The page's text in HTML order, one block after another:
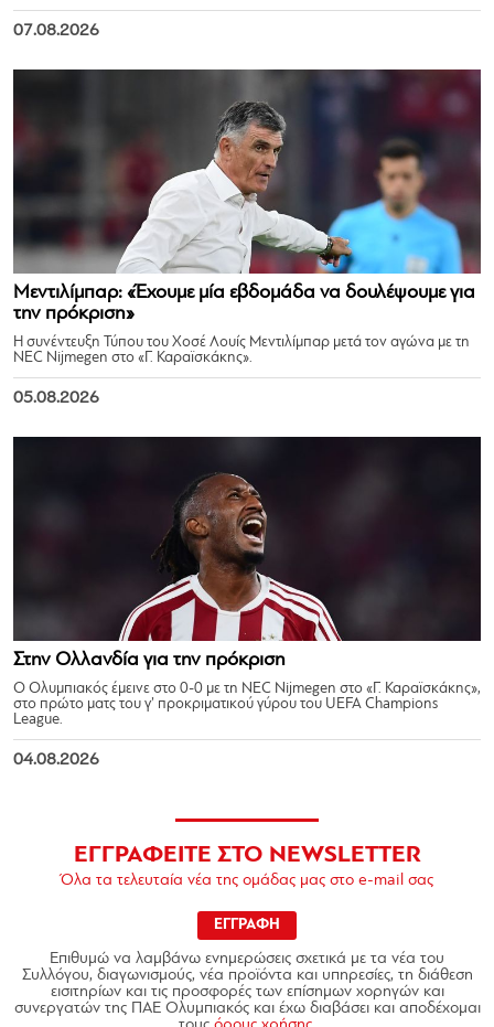
07.08.2026
Μεντιλίμπαρ: «Έχουμε μία εβδομάδα να δουλέψουμε για
την πρόκριση»
Η συνέντευξη Τύπου του Χοσέ Λουίς Μεντιλίμπαρ μετά τον αγώνα με τη
NEC Nijmegen στο «Γ. Καραϊσκάκης».
05.08.2026
Στην Ολλανδία για την πρόκριση
Ο Ολυμπιακός έμεινε στο 0-0 με τη NEC Nijmegen στο «Γ. Καραϊσκάκης»,
στο πρώτο ματς του γ’ προκριματικού γύρου του UEFA Champions
League.
04.08.2026
ΕΓΓΡΑΦΕΙΤΕ ΣΤΟ NEWSLETTER
Όλα τα τελευταία νέα της ομάδας μας στο e-mail σας
ΕΓΓΡΑΦΗ
Επιθυμώ να λαμβάνω ενημερώσεις σχετικά με τα νέα του
Συλλόγου, διαγωνισμούς, νέα προϊόντα και υπηρεσίες, τη διάθεση
εισιτηρίων και τις προσφορές των επίσημων χορηγών και
συνεργατών της ΠΑΕ Ολυμπιακός και έχω διαβάσει και αποδέχομαι